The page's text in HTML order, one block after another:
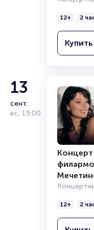
12+ 2
Купить
13
сент.
вс, 19:00
12+ 2